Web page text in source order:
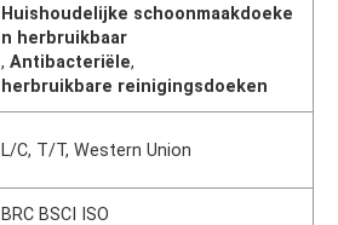
Huishoudelijke schoonmaakdoeke
n herbruikbaar
,Antibacteriële,
herbruikbare reinigingsdoeken
L/C, T/T, Western Union
BRC BSCI ISO